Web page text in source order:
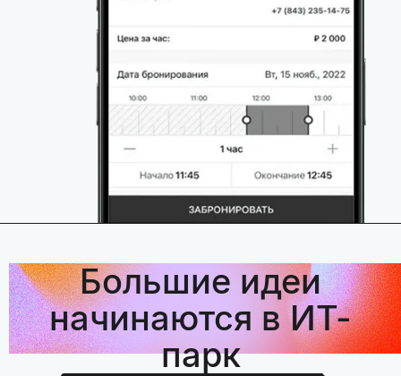
Большие идеи
начинаются в ИТ-
парк